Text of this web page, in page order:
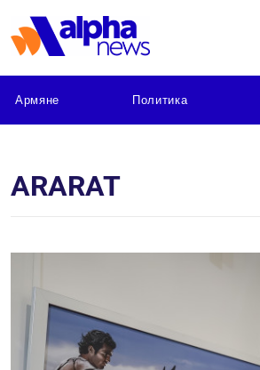
Армяне Политика
ARARAT